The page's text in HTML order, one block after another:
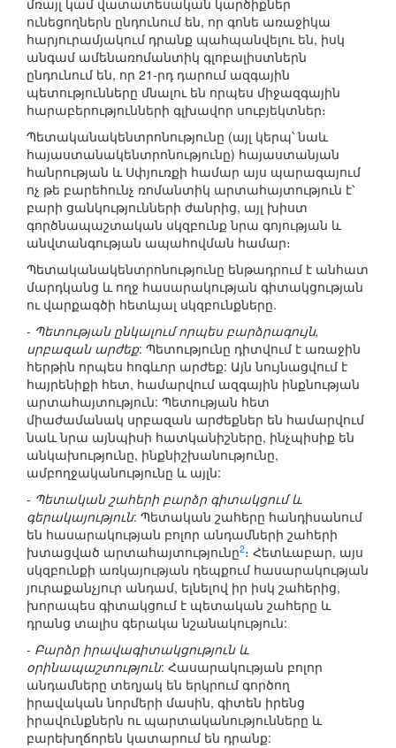
մռայլ կամ վատատեսական կարծիքներ
ունեցողներն ընդունում են, որ գոնե առաջիկա
հարյուրամյակում դրանք պահպանվելու են, իսկ
անգամ ամենառոմանտիկ գլոբալիստներն
ընդունում են, որ 21-րդ դարում ազգային
պետությունները մնալու են որպես միջազգային
հարաբերությունների գլխավոր սուբյեկտներ։
Պետականակենտրոնությունը (այլ կերպ՝ նաև
հայաստանակենտրոնությունը) հայաստանյան
հանրության և Սփյուռքի համար այս պարագայում
ոչ թե բարեհունչ ռոմանտիկ արտահայտություն է՝
բարի ցանկությունների ժանրից, այլ խիստ
գործնապաշտական սկզբունք նրա գոյության և
անվտանգության ապահովման համար։
Պետականակենտրոնությունը ենթադրում է անհատ
մարդկանց և ողջ հասարակության գիտակցության
ու վարքագծի հետևյալ սկզբունքները.
- Պետության ընկալում որպես բարձրագույն,
սրբազան արժեք: Պետությունը դիտվում է առաջին
հերթին որպես հոգևոր արժեք: Այն նույնացվում է
հայրենիքի հետ, համարվում ազգային ինքնության
արտահայտություն: Պետության հետ
միաժամանակ սրբազան արժեքներ են համարվում
նաև նրա այնպիսի հատկանիշները, ինչպիսիք են
անկախությունը, ինքնիշխանությունը,
ամբողջականությունը և այլն:
- Պետական շահերի բարձր գիտակցում և
գերակայություն: Պետական շահերը հանդիսանում
են հասարակության բոլոր անդամների շահերի
խտացված արտահայտությունը2։ Հետևաբար, այս
սկզբունքի առկայության դեպքում հասարակության
յուրաքանչյուր անդամ, ելնելով իր իսկ շահերից,
խորապես գիտակցում է պետական շահերը և
դրանց տալիս գերակա նշանակություն:
- Բարձր իրավագիտակցություն և
օրինապաշտություն: Հասարակության բոլոր
անդամները տեղյակ են երկրում գործող
իրավական նորմերի մասին, գիտեն իրենց
իրավունքներն ու պարտականությունները և
բարեխղճորեն կատարում են դրանք: